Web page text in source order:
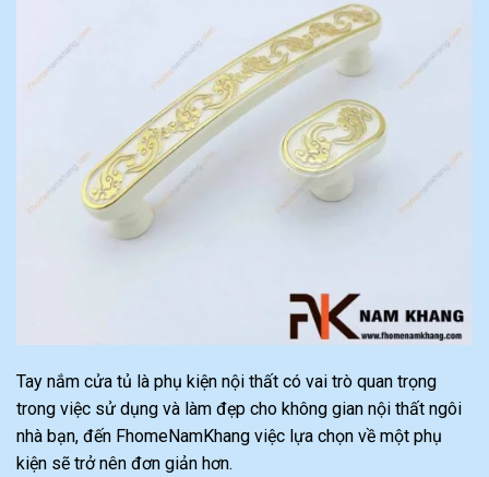
Tay nắm cửa tủ là phụ kiện nội thất có vai trò quan trọng
trong việc sử dụng và làm đẹp cho không gian nội thất ngôi
nhà bạn, đến FhomeNamKhang việc lựa chọn về một phụ
kiện sẽ trở nên đơn giản hơn.